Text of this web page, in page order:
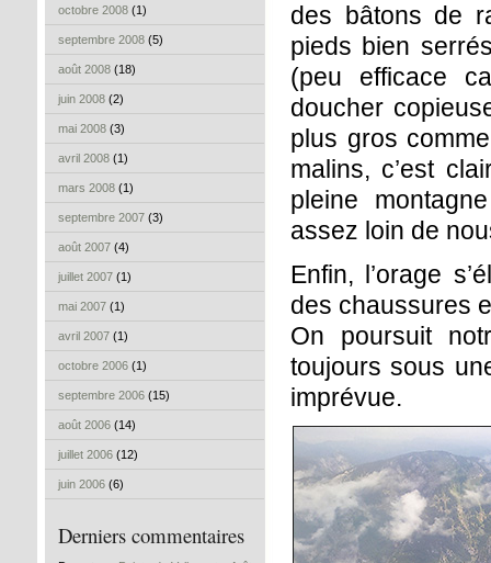
octobre 2008 (1)
septembre 2008 (5)
août 2008 (18)
juin 2008 (2)
mai 2008 (3)
avril 2008 (1)
mars 2008 (1)
septembre 2007 (3)
août 2007 (4)
juillet 2007 (1)
mai 2007 (1)
avril 2007 (1)
octobre 2006 (1)
septembre 2006 (15)
août 2006 (14)
juillet 2006 (12)
juin 2006 (6)
Derniers commentaires
des bâtons de
pieds bien
(peu efficace
doucher
plus gros
malins, c’est
pleine
assez loin de
Enfin, l’orage
des chaussures
On poursuit
toujours sous
imprévue.